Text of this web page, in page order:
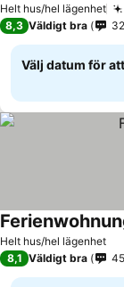
Helt hus/hel lägenhet
8,3 Väldigt bra 32
Välj datum för
Helt hus/hel lägenhet
8,1 Väldigt bra 45